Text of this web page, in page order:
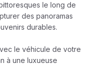
le long de
des panoramas
durables.
le véhicule de votre
à une luxueuse